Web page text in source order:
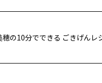
の10分でできる ごきげんレ